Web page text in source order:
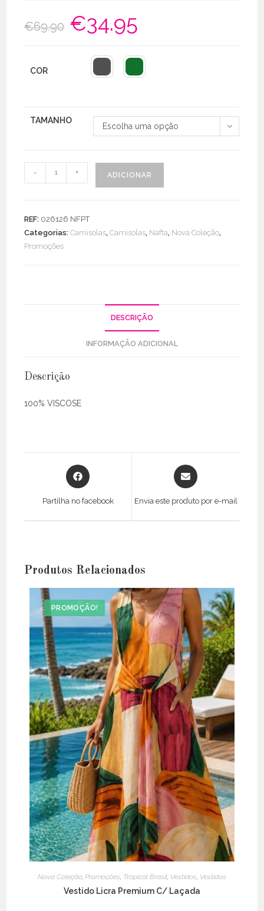
€69.90
O
preço
original
€34.95
COR
TAMANHO
Escolha uma opção
Quantidade
de
V
- + ADICIONAR
REF: 026126 NFPT
Categorias:Camisolas,Camisolas, Nafta, Nova Coleção,
Promoções
DESCRIÇÃO
INFORMAÇÃO ADICIONAL
Descrição
100% VISCOSE
Opens
in
Partilha no facebook
Opens
in
Envia este produto por e-mail
Produtos Relacionados
PROMOÇÃO!
Nova Coleção, Promoções, Tropical Brasil, Vestidos, Vestidos
Vestido Licra Premium C/ Laçada